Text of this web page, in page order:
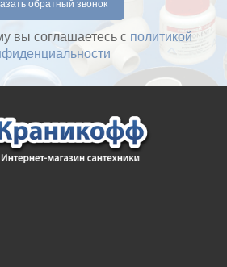
вы соглашаетесь с политикой